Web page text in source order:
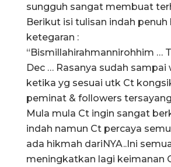
sungguh sangat membuat
Berikut isi tulisan indah penuh
ketegaran :
“Bismillahirahmannirohhim …
Dec … Rasanya sudah sampai
ketika yg sesuai utk Ct
peminat & followers
Mula mula Ct ingin sangat
indah namun Ct percaya
ada hikmah dariNYA..Ini
meningkatkan lagi keimanan